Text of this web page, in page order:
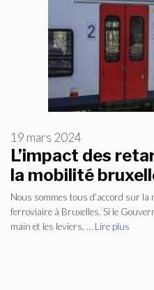
L’impact des
la mobilité
19 mars 2024
Nous sommes tous d’accord sur la
ferroviaire à Bruxelles. Si le
main et les leviers, … Lire plus